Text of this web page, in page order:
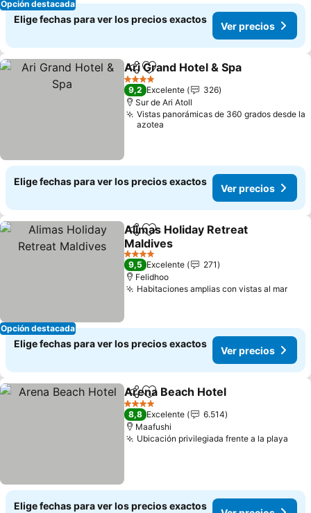
Opción destacada
Elige fechas para ver los precios exactos
Ver precios
CompartirAgregar a favoritos
Ari Grand Hotel & Spa
4 Estrellas
9,2 Excelente
326
Sur de Ari Atoll
Vistas panorámicas de 360 grados desde la
azotea
Elige fechas para ver los precios exactos
Ver precios
Opción destacada
CompartirAgregar a favoritos
Alimas Holiday Retreat
Maldives
4 Estrellas
9,5 Excelente
271
Felidhoo
Habitaciones amplias con vistas al mar
Elige fechas para ver los precios exactos
Ver precios
CompartirAgregar a favoritos
Arena Beach Hotel
4 Estrellas
8,8 Excelente
6.514
Maafushi
Ubicación privilegiada frente a la playa
Elige fechas para ver los precios exactos